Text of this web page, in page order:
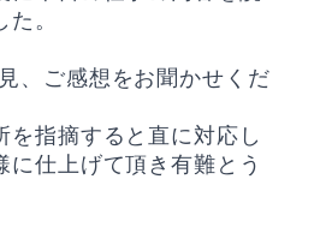
。
、ご感想をお聞かせくだ
を指摘すると直に対応し
に仕上げて頂き有難とう